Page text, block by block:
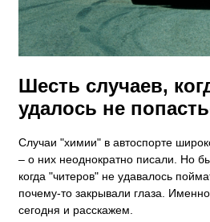
​Шесть случаев,
удалось не
Случаи "химии" в автоспорте
– о них неоднократно писали. Но
когда "читеров" не удавалось
почему-то закрывали глаза.
сегодня и расскажем.